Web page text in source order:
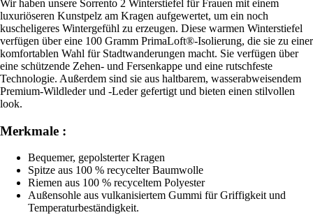
Wir haben unsere Sorrento 2 Winterstiefel für Frauen mit einem
luxuriöseren Kunstpelz am Kragen aufgewertet, um ein noch
kuscheligeres Wintergefühl zu erzeugen. Diese warmen Winterstiefel
verfügen über eine 100 Gramm PrimaLoft®-Isolierung, die sie zu einer
komfortablen Wahl für Stadtwanderungen macht. Sie verfügen über
eine schützende Zehen- und Fersenkappe und eine rutschfeste
Technologie. Außerdem sind sie aus haltbarem, wasserabweisendem
Premium-Wildleder und -Leder gefertigt und bieten einen stilvollen
look.
Merkmale :
Bequemer, gepolsterter Kragen
Spitze aus 100 % recycelter Baumwolle
Riemen aus 100 % recyceltem Polyester
Außensohle aus vulkanisiertem Gummi für Griffigkeit und
Temperaturbeständigkeit.